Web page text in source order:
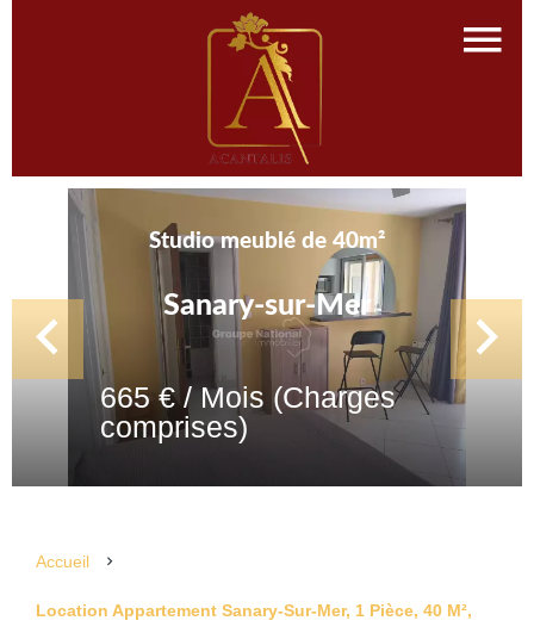
Studio meublé de 40m²
Sanary-sur-Mer
665 € / Mois (Charges
comprises)
Accueil
Location Appartement Sanary-Sur-Mer, 1 Pièce, 40 M²,